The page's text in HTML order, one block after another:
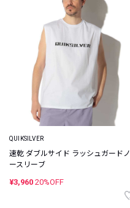
QUIKSILVER
速乾 ダブルサイド ラッシュガードノ
ースリーブ
¥3,960 20%OFF